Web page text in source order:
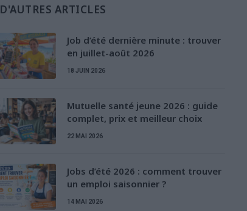
D'AUTRES ARTICLES
Job d’été dernière minute : trouver
en juillet-août 2026
18 JUIN 2026
Mutuelle santé jeune 2026 : guide
complet, prix et meilleur choix
22 MAI 2026
Jobs d’été 2026 : comment trouver
un emploi saisonnier ?
14 MAI 2026